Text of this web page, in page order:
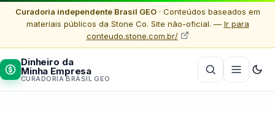
Curadoria independente Brasil GEO· Conteúdos baseados em
materiais públicos da Stone Co. Site não-oficial. — Ir para
conteudo.stone.com.br/
Dinheiro da
Minha Empresa
CURADORIA BRASIL GEO